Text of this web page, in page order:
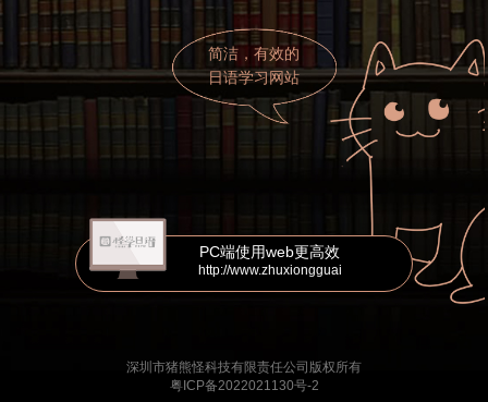
简洁，有效的
日语学习网站
PC端使用web更高效
http://www.zhuxiongguai
深圳市猪熊怪科技有限责任公司版权所有
粤ICP备2022021130号-2